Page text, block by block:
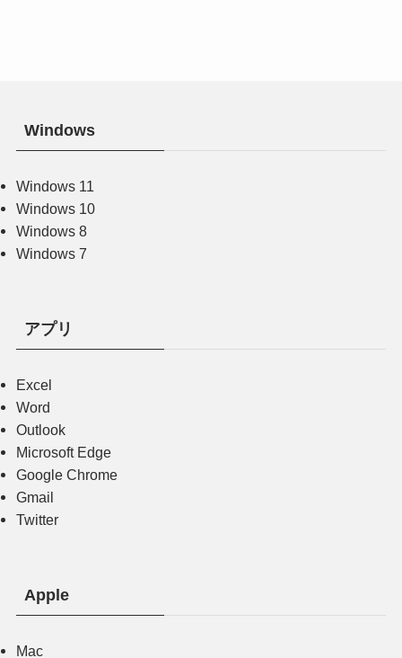
Windows
Windows 11
Windows 10
Windows 8
Windows 7
アプリ
Excel
Word
Outlook
Microsoft Edge
Google Chrome
Gmail
Twitter
Apple
Mac